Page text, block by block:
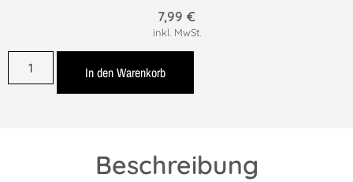
7,99 €
inkl. MwSt.
In den Warenkorb
Beschreibung